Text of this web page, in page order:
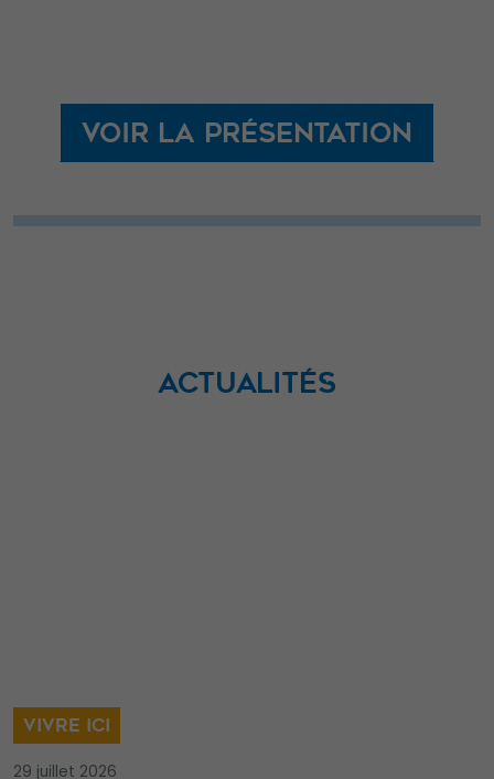
Voir la présentation
ACTUALITÉS
VIVRE ICI
29 juillet 2026